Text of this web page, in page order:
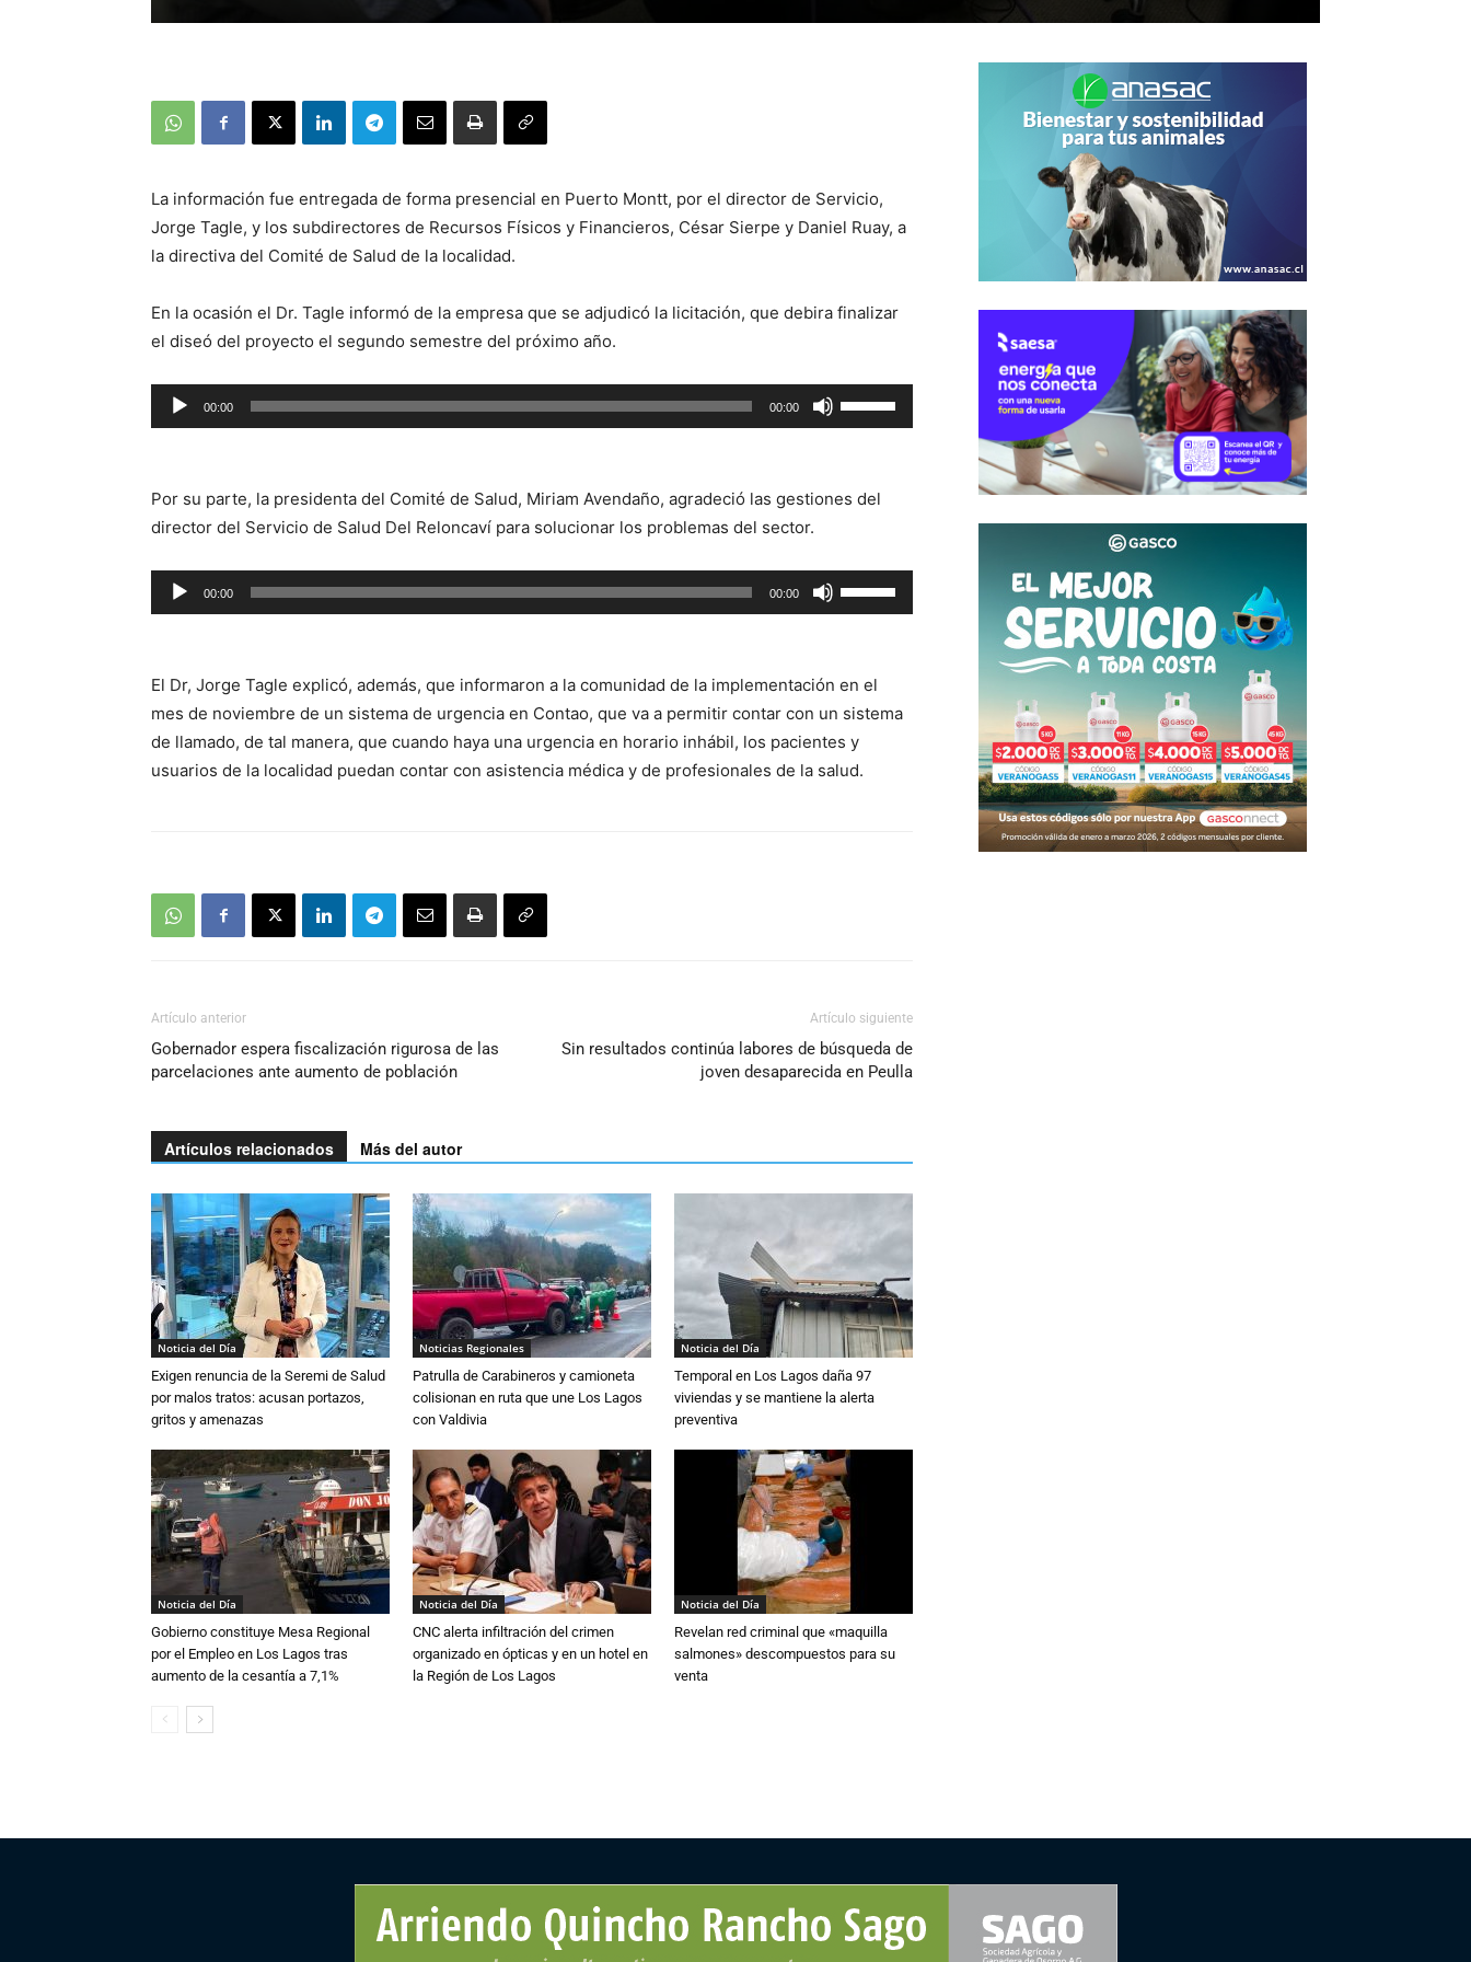
La información fue entregada de forma presencial en Puerto Montt, por el director de Servicio,
Jorge Tagle, y los subdirectores de Recursos Físicos y Financieros, César Sierpe y Daniel Ruay, a
la directiva del Comité de Salud de la localidad.
En la ocasión el Dr. Tagle informó de la empresa que se adjudicó la licitación, que debira finalizar
el diseó del proyecto el segundo semestre del próximo año.
Reproductor
de
00:00 00:00
las
flecha
para
aumentar
el
volumen.
Por su parte, la presidenta del Comité de Salud, Miriam Avendaño, agradeció las gestiones del
director del Servicio de Salud Del Reloncaví para solucionar los problemas del sector.
Reproductor
de
00:00 00:00
las
flecha
arriba/abajo
para
aumentar
El Dr, Jorge Tagle explicó, además, que informaron a la comunidad de la implementación en el
mes de noviembre de un sistema de urgencia en Contao, que va a permitir contar con un sistema
de llamado, de tal manera, que cuando haya una urgencia en horario inhábil, los pacientes y
usuarios de la localidad puedan contar con asistencia médica y de profesionales de la salud.
Artículo anterior
Gobernador espera fiscalización rigurosa de las
parcelaciones ante aumento de población
Artículo siguiente
Sin resultados continúa labores de búsqueda de
joven desaparecida en Peulla
Artículos relacionados Más del autor
Noticia del Día
Exigen renuncia de la Seremi de Salud
por malos tratos: acusan portazos,
gritos y amenazas
Noticias Regionales
Patrulla de Carabineros y camioneta
colisionan en ruta que une Los Lagos
con Valdivia
Noticia del Día
Temporal en Los Lagos daña 97
viviendas y se mantiene la alerta
preventiva
Noticia del Día
Gobierno constituye Mesa Regional
por el Empleo en Los Lagos tras
aumento de la cesantía a 7,1%
Noticia del Día
CNC alerta infiltración del crimen
organizado en ópticas y en un hotel en
la Región de Los Lagos
Noticia del Día
Revelan red criminal que «maquilla
salmones» descompuestos para su
venta